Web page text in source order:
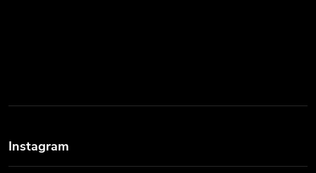
Instagram